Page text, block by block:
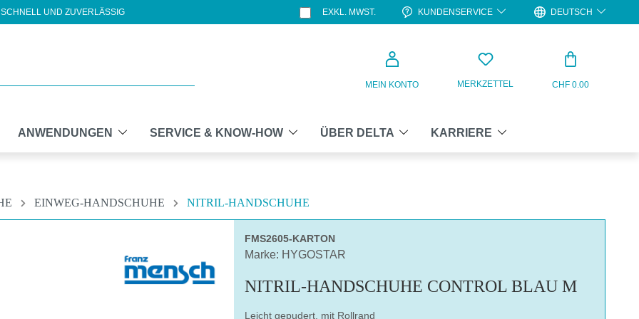
SCHNELL UND ZUVERLÄSSIG EXKL. MWST. KUNDENSERVICE DEUTSCH
MEIN KONTO MERKZETTEL CHF 0.00
ANWENDUNGEN SERVICE & KNOW-HOW ÜBER DELTA KARRIERE
EINWEG-HANDSCHUHE
NITRIL-HANDSCHUHE
FMS2605-KARTON
Marke: HYGOSTAR
NITRIL-HANDSCHUHE CONTROL BLAU M
Leicht gepudert, mit Rollrand